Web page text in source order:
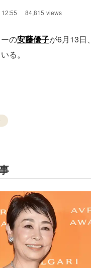
84,815 views
の安藤優子が6月13日
る。